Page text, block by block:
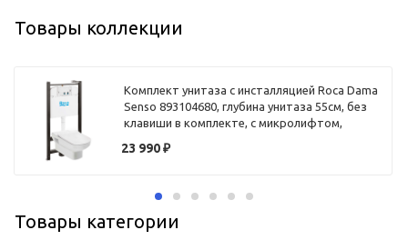
Товары коллекции
Комплект унитаза с инсталляцией Roca Dama
Senso 893104680, глубина унитаза 55см, без
клавиши в комплекте, с микролифтом,
23 990₽
Товары категории